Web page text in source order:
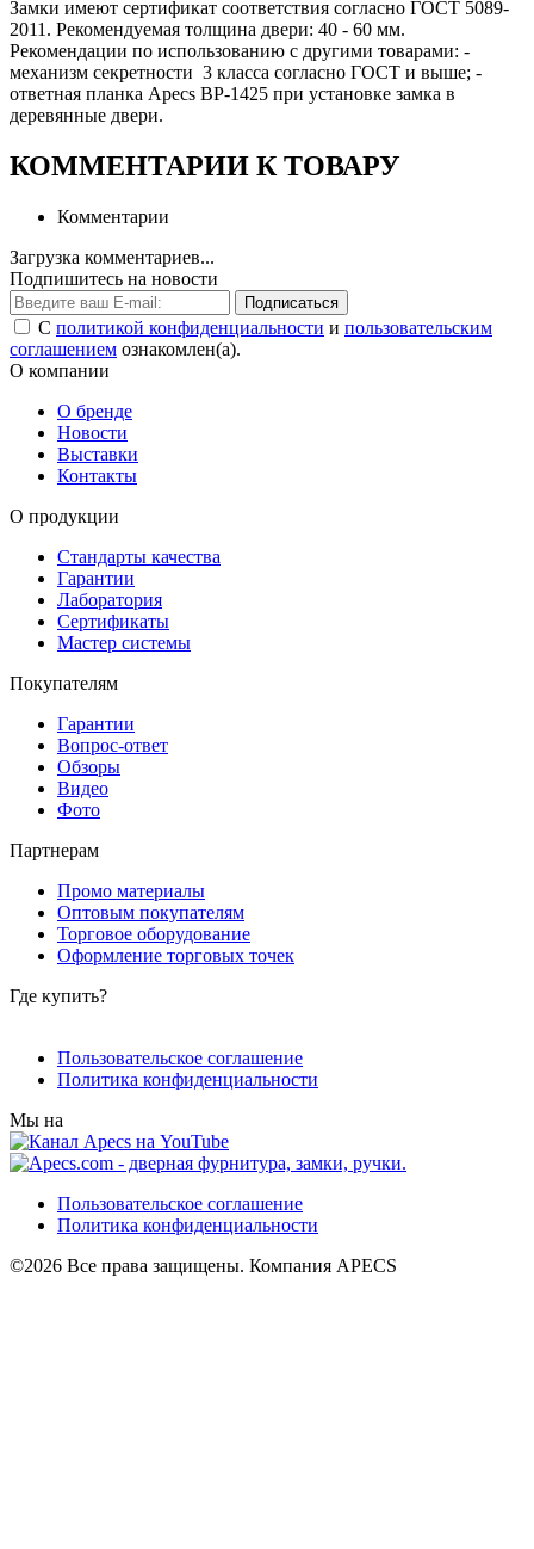
Замки имеют сертификат соответствия согласно ГОСТ 5089-
2011. Рекомендуемая толщина двери: 40 - 60 мм.
Рекомендации по использованию с другими товарами: -
механизм секретности 3 класса согласно ГОСТ и выше; -
ответная планка Apecs BP-1425 при установке замка в
деревянные двери.
КОММЕНТАРИИ К ТОВАРУ
Комментарии
Загрузка комментариев...
Подпишитесь на новости
Подписаться
С политикой конфиденциальности и пользовательским
соглашением ознакомлен(а).
О компании
О бренде
Новости
Выставки
Контакты
О продукции
Стандарты качества
Гарантии
Лаборатория
Сертификаты
Мастер системы
Покупателям
Гарантии
Вопрос-ответ
Обзоры
Видео
Фото
Партнерам
Промо материалы
Оптовым покупателям
Торговое оборудование
Оформление торговых точек
Где купить?
Пользовательское соглашение
Политика конфиденциальности
Мы на
Пользовательское соглашение
Политика конфиденциальности
©2026 Все права защищены. Компания APECS